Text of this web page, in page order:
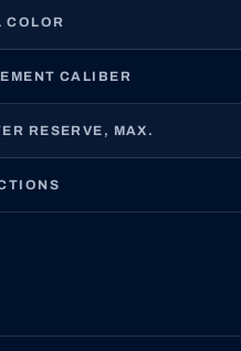
COLOR
CALIBER
RESERVE, MAX.